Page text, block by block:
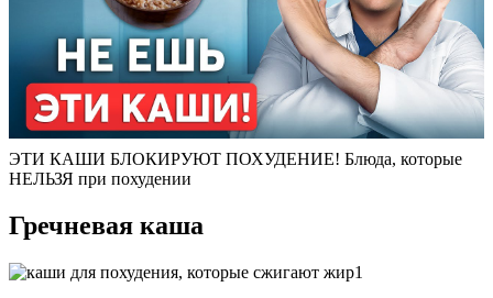
ЭТИ КАШИ БЛОКИРУЮТ ПОХУДЕНИЕ! Блюда, которые
НЕЛЬЗЯ при похудении
Гречневая каша